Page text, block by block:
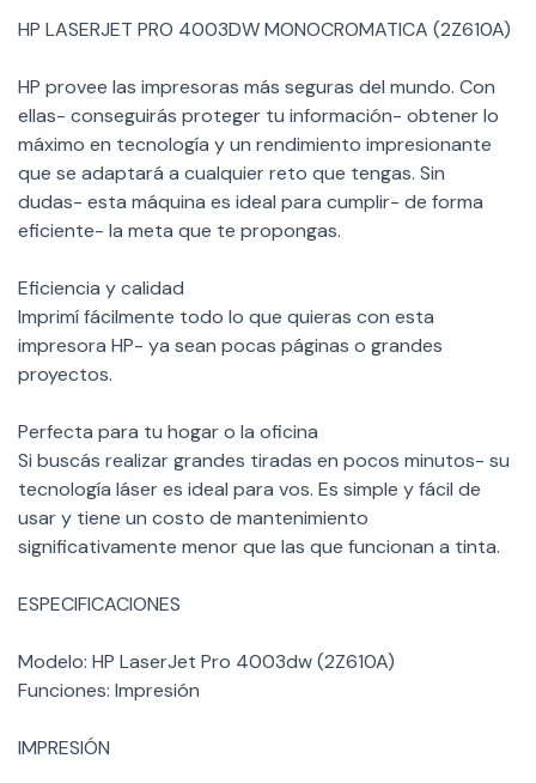
HP LASERJET PRO 4003DW MONOCROMATICA (2Z610A)
HP provee las impresoras más seguras del mundo. Con
ellas- conseguirás proteger tu información- obtener lo
máximo en tecnología y un rendimiento impresionante
que se adaptará a cualquier reto que tengas. Sin
dudas- esta máquina es ideal para cumplir- de forma
eficiente- la meta que te propongas.
Eficiencia y calidad
Imprimí fácilmente todo lo que quieras con esta
impresora HP- ya sean pocas páginas o grandes
proyectos.
Perfecta para tu hogar o la oficina
Si buscás realizar grandes tiradas en pocos minutos- su
tecnología láser es ideal para vos. Es simple y fácil de
usar y tiene un costo de mantenimiento
significativamente menor que las que funcionan a tinta.
ESPECIFICACIONES
Modelo: HP LaserJet Pro 4003dw (2Z610A)
Funciones: Impresión
IMPRESIÓN